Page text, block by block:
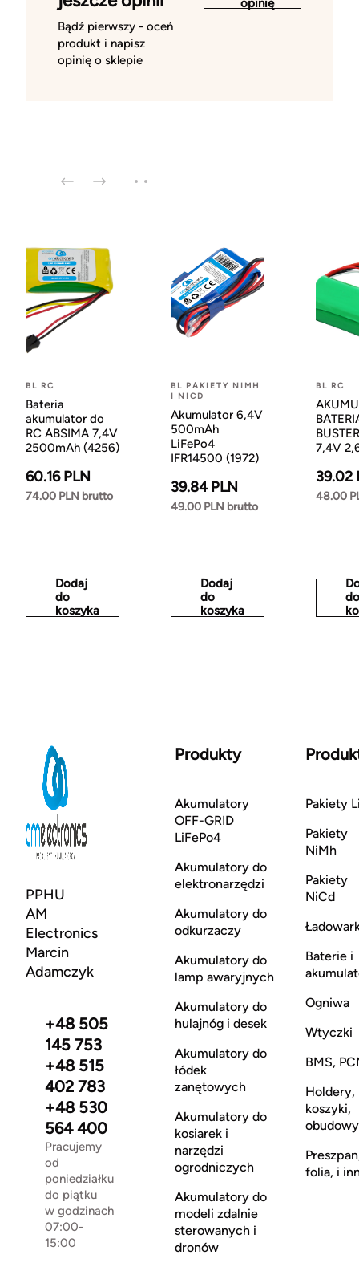
Bądź pierwszy - oceń
produkt i napisz
opinię o sklepie
opinię
BL RC
Bateria
akumulator do
RC ABSIMA 7,4V
2500mAh (4256)
60.16 PLN
74.00 PLN brutto
Dodaj
do
koszyka
BL PAKIETY NIMH
I NICD
Akumulator 6,4V
500mAh
LiFePo4
IFR14500 (1972)
39.84 PLN
49.00 PLN brutto
Dodaj
do
koszyka
BL RC
7,4V
39.02
48.00
do
PPHU
AM
Electronics
Marcin
Adamczyk
+48 505
145 753
+48 515
402 783
+48 530
564 400
Pracujemy
od
poniedziałku
do piątku
w godzinach
07:00-
15:00
Produkty
Akumulatory
OFF-GRID
LiFePo4
Akumulatory do
elektronarzędzi
Akumulatory do
odkurzaczy
Akumulatory do
lamp awaryjnych
Akumulatory do
hulajnóg i desek
Akumulatory do
łódek
zanętowych
Akumulatory do
kosiarek i
narzędzi
ogrodniczych
Akumulatory do
modeli zdalnie
sterowanych i
dronów
Pakiety
Pakiety
NiMh
Pakiety
NiCd
Baterie i
Ogniwa
Wtyczki
BMS,
Holdery,
koszyki,
obudowy
folia, i